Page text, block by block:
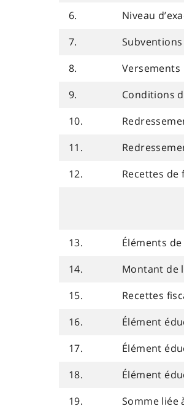
6.
Niveau
7.
8.
Versements
9.
Conditions
10.
11.
12.
Recettes
13.
Éléments
14.
Montant de
15.
Recettes
16.
Élément
17.
Élément
18.
Élément
19.
Somme liée